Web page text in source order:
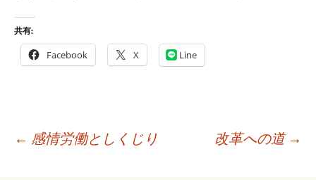
共有:
Facebook X Line
← 感情労働としくじり 改革への道 →